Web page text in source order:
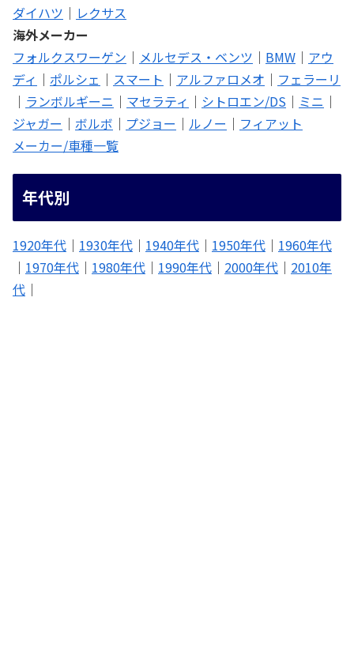
ダイハツ ｜ レクサス
海外メーカー
フォルクスワーゲン ｜ メルセデス・ベンツ ｜ BMW ｜ アウ
ディ ｜ ポルシェ ｜ スマート ｜ アルファロメオ ｜ フェラーリ
｜ ランボルギーニ ｜ マセラティ ｜ シトロエン/DS ｜ ミニ ｜
ジャガー ｜ ボルボ ｜ プジョー ｜ ルノー ｜ フィアット
メーカー/車種一覧
年代別
1920年代 ｜ 1930年代 ｜ 1940年代 ｜ 1950年代 ｜ 1960年代
｜ 1970年代 ｜ 1980年代 ｜ 1990年代 ｜ 2000年代 ｜ 2010年
代 ｜